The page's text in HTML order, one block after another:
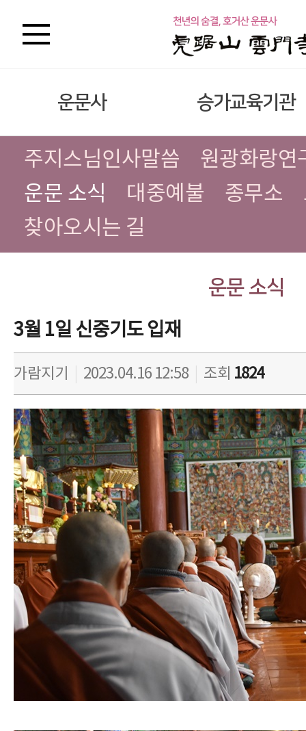
운문사 승가교육기관
주지스님인사말씀
원광화랑연
운문 소식
대중예불 종무소
찾아오시는 길
운문 소식
3월 1일 신중기도 입재
가람지기 2023.04.16 12:58 조회 1824